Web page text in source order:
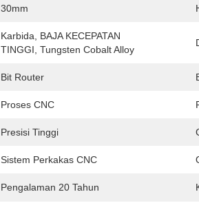
30mm
Karbida, BAJA KECEPATAN
TINGGI, Tungsten Cobalt Alloy
Bit Router
Proses CNC
Presisi Tinggi
Sistem Perkakas CNC
Pengalaman 20 Tahun